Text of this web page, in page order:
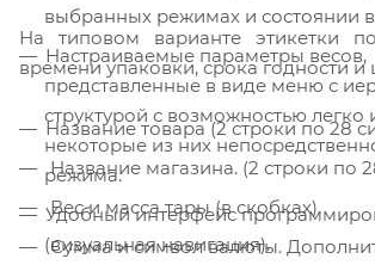
выбранных режимах и состоянии
Настраиваемые параметры весов,
представленные в виде меню с
структурой с возможностью легко
некоторые из них
режима.
Удобный интерфейс
(визуальная навигация).
На типовом варианте этикетки
времени упаковки, срока годности и
Название товара (2 строки по 28
Название магазина. (2 строки по
Вес и масса тары (в скобках).
Сумма и символ валюты.